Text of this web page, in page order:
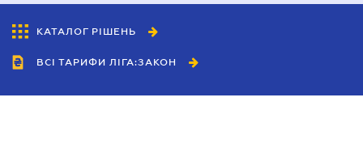
КАТАЛОГ РІШЕНЬ
ВСІ ТАРИФИ ЛІГА:ЗАКОН